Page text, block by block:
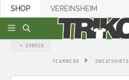
springen
SHOP VEREINSHEIM
ZURÜCK
TEAMWEAR SWEATSHIRTS